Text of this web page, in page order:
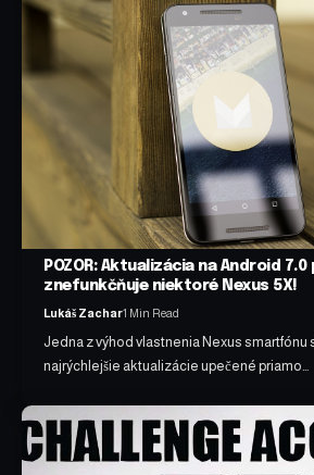
POZOR: Aktualizácia na Android
znefunkčňuje niektoré Nexus 5X!
Lukáš Zachar1 Min Read
Jedna z výhod vlastnenia Nexus smartfónu
najrýchlejšie aktualizácie upečené priamo…